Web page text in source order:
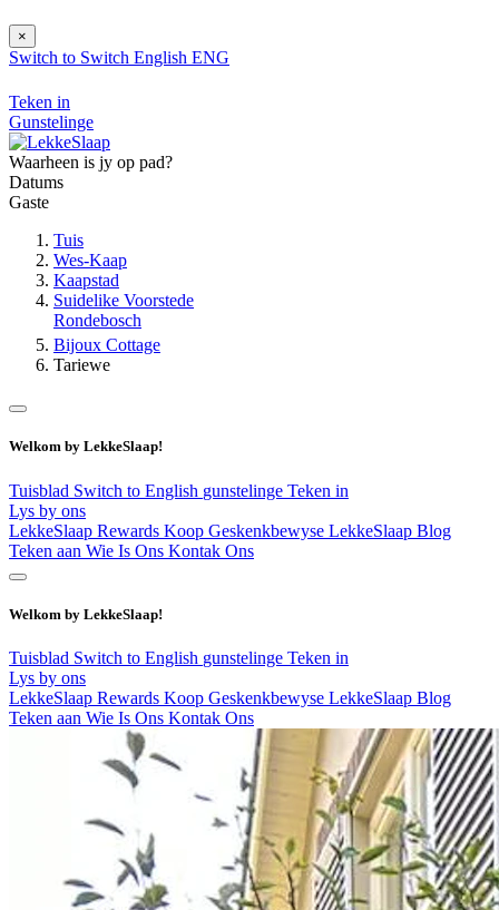
×
Switch to Switch English ENG
Teken in
Gunstelinge
Waarheen is jy op pad?
Datums
Gaste
Tuis
Wes-Kaap
Kaapstad
Suidelike Voorstede
Rondebosch
Bijoux Cottage
Tariewe
Welkom by LekkeSlaap!
Tuisblad Switch to English gunstelinge Teken in
Lys by ons
LekkeSlaap Rewards Koop Geskenkbewyse LekkeSlaap Blog
Teken aan Wie Is Ons Kontak Ons
Welkom by LekkeSlaap!
Tuisblad Switch to English gunstelinge Teken in
Lys by ons
LekkeSlaap Rewards Koop Geskenkbewyse LekkeSlaap Blog
Teken aan Wie Is Ons Kontak Ons